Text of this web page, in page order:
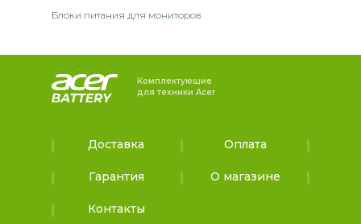
Блоки питания для мониторов
Комплектующие
для техники Acer
Доставка Оплата
Гарантия О магазине
Контакты